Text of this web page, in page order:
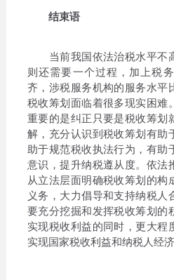
结束语
当前我国依法治税水平不
则还需要一个过程，加上税
齐，涉税服务机构的服务水平
税收筹划面临着很多现实困难
重要的是纠正只要是税收筹划
解，充分认识到税收筹划有助
助于规范税收执法行为，有助
意识，提升纳税遵从度。依法
从立法层面明确税收筹划的构
义务，大力倡导和支持纳税人
要充分挖掘和发挥税收筹划的
实现税收利益的同时，更大程
实现国家税收利益和纳税人经济